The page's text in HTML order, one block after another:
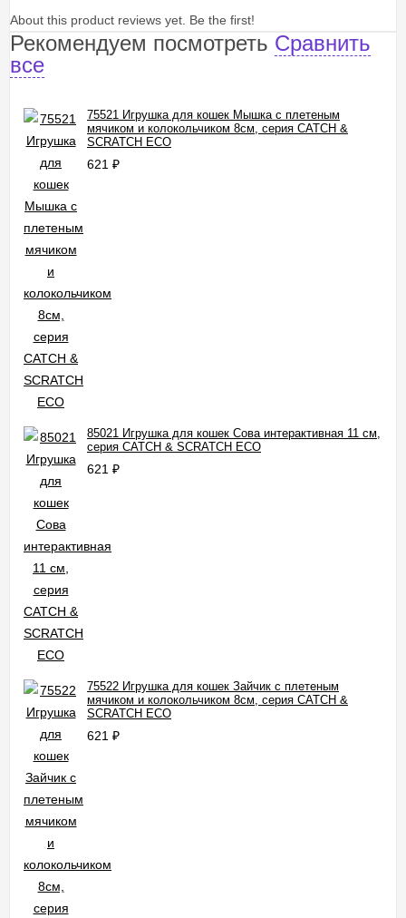
About this product reviews yet. Be the first!
Рекомендуем посмотреть Сравнить
все
75521 Игрушка для кошек Мышка с плетеным
мячиком и колокольчиком 8см, серия CATCH &
SCRATCH ECO
621 ₽
85021 Игрушка для кошек Сова интерактивная 11 см,
серия CATCH & SCRATCH ECO
621 ₽
75522 Игрушка для кошек Зайчик с плетеным
мячиком и колокольчиком 8см, серия CATCH &
SCRATCH ECO
621 ₽